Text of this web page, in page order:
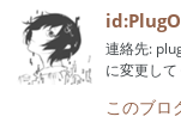
連絡先:
に変更し
このブロ